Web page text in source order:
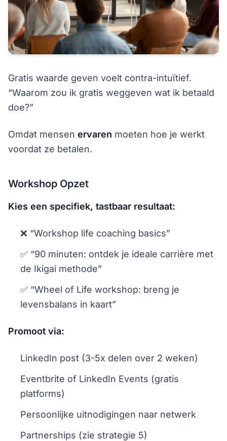
Gratis waarde geven voelt contra-intuïtief.
“Waarom zou ik gratis weggeven wat ik betaald
doe?”
Omdat mensen ervaren moeten hoe je werkt
voordat ze betalen.
Workshop Opzet
Kies een specifiek, tastbaar resultaat:
❌ “Workshop life coaching basics”
✅ “90 minuten: ontdek je ideale carrière met
de Ikigai methode”
✅ “Wheel of Life workshop: breng je
levensbalans in kaart”
Promoot via:
LinkedIn post (3-5x delen over 2 weken)
Eventbrite of LinkedIn Events (gratis
platforms)
Persoonlijke uitnodigingen naar netwerk
Partnerships (zie strategie 5)